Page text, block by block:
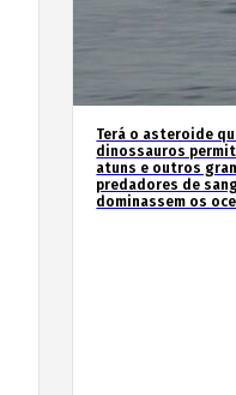
Terá o asteroide
dinossauros
atuns e outros
predadores de
dominassem os